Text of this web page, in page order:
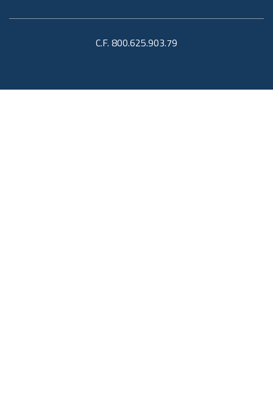
C.F. 800.625.903.79